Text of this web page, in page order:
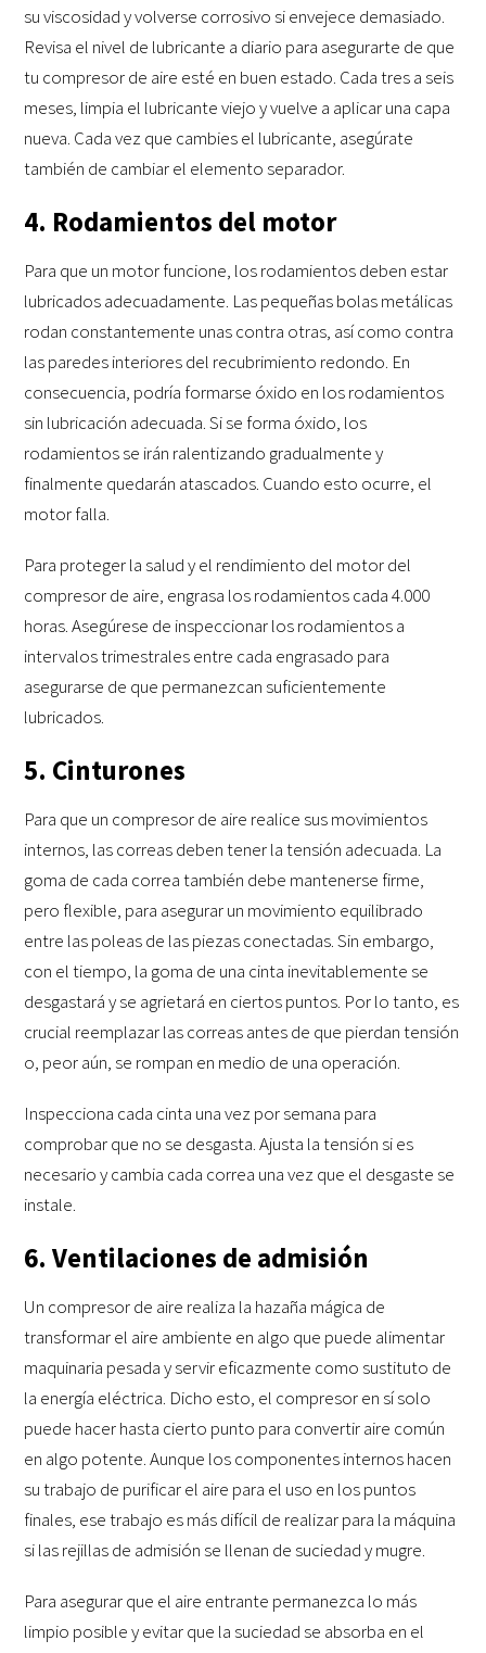
su viscosidad y volverse corrosivo si envejece demasiado.
Revisa el nivel de lubricante a diario para asegurarte de que
tu compresor de aire esté en buen estado. Cada tres a seis
meses, limpia el lubricante viejo y vuelve a aplicar una capa
nueva. Cada vez que cambies el lubricante, asegúrate
también de cambiar el elemento separador.
4. Rodamientos del motor
Para que un motor funcione, los rodamientos deben estar
lubricados adecuadamente. Las pequeñas bolas metálicas
rodan constantemente unas contra otras, así como contra
las paredes interiores del recubrimiento redondo. En
consecuencia, podría formarse óxido en los rodamientos
sin lubricación adecuada. Si se forma óxido, los
rodamientos se irán ralentizando gradualmente y
finalmente quedarán atascados. Cuando esto ocurre, el
motor falla.
Para proteger la salud y el rendimiento del motor del
compresor de aire, engrasa los rodamientos cada 4.000
horas. Asegúrese de inspeccionar los rodamientos a
intervalos trimestrales entre cada engrasado para
asegurarse de que permanezcan suficientemente
lubricados.
5. Cinturones
Para que un compresor de aire realice sus movimientos
internos, las correas deben tener la tensión adecuada. La
goma de cada correa también debe mantenerse firme,
pero flexible, para asegurar un movimiento equilibrado
entre las poleas de las piezas conectadas. Sin embargo,
con el tiempo, la goma de una cinta inevitablemente se
desgastará y se agrietará en ciertos puntos. Por lo tanto, es
crucial reemplazar las correas antes de que pierdan tensión
o, peor aún, se rompan en medio de una operación.
Inspecciona cada cinta una vez por semana para
comprobar que no se desgasta. Ajusta la tensión si es
necesario y cambia cada correa una vez que el desgaste se
instale.
6. Ventilaciones de admisión
Un compresor de aire realiza la hazaña mágica de
transformar el aire ambiente en algo que puede alimentar
maquinaria pesada y servir eficazmente como sustituto de
la energía eléctrica. Dicho esto, el compresor en sí solo
puede hacer hasta cierto punto para convertir aire común
en algo potente. Aunque los componentes internos hacen
su trabajo de purificar el aire para el uso en los puntos
finales, ese trabajo es más difícil de realizar para la máquina
si las rejillas de admisión se llenan de suciedad y mugre.
Para asegurar que el aire entrante permanezca lo más
limpio posible y evitar que la suciedad se absorba en el